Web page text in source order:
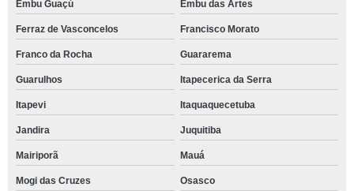
Embu Guaçú Embu das Artes
Ferraz de Vasconcelos Francisco Morato
Franco da Rocha Guararema
Guarulhos Itapecerica da Serra
Itapevi Itaquaquecetuba
Jandira Juquitiba
Mairiporã Mauá
Mogi das Cruzes Osasco